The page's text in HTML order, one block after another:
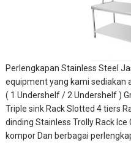
Perlengkapan Stainless Steel
equipment yang kami sediakan
( 1 Undershelf / 2 Undershelf )
Triple sink Rack Slotted 4 tiers
dinding Stainless Trolly Rack
kompor Dan berbagai